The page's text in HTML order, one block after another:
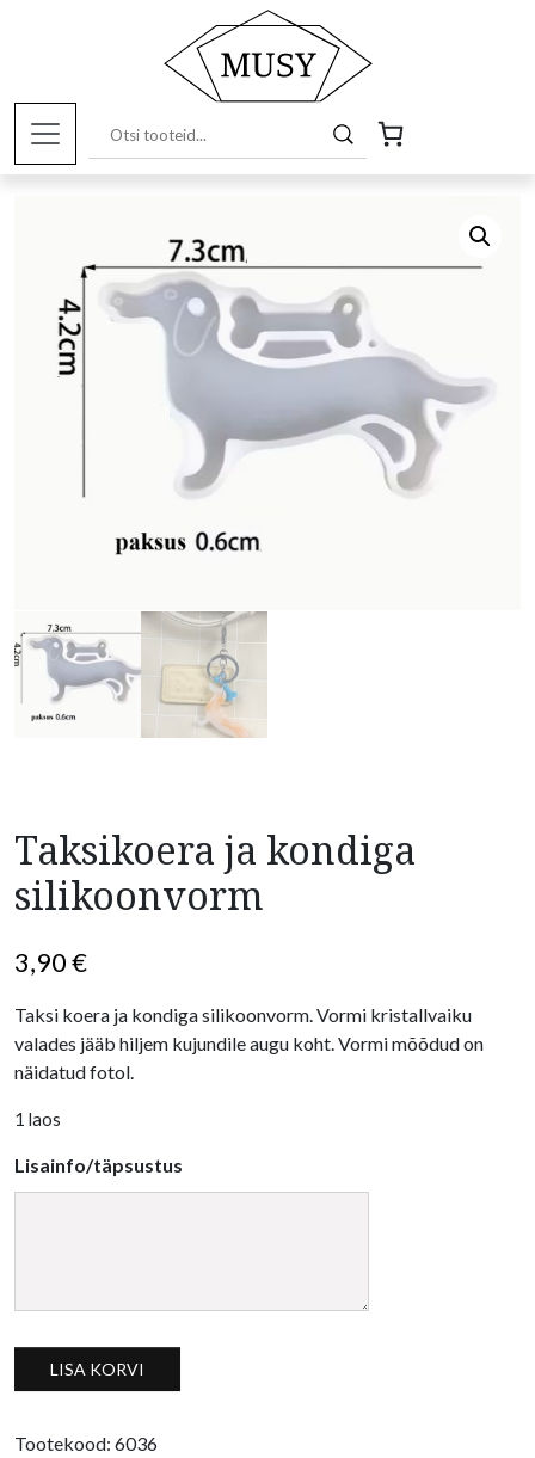
Kunstitarbed e-
Silikoonvormid / Taksikoera ja kondiga silikoonvorm
Taksikoera ja kondiga
silikoonvorm
3,90€
Taksi koera ja kondiga silikoonvorm. Vormi kristallvaiku
valades jääb hiljem kujundile augu koht. Vormi mõõdud on
näidatud fotol.
1 laos
Lisainfo/täpsustus
Taksikoera ja kondiga silikoonvorm kogus
LISA KORVI
Tootekood: 6036